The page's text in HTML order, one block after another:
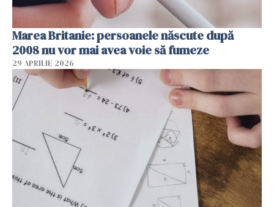
Marea Britanie: persoanele născute după
2008 nu vor mai avea voie să fumeze
29 APRILIE 2026